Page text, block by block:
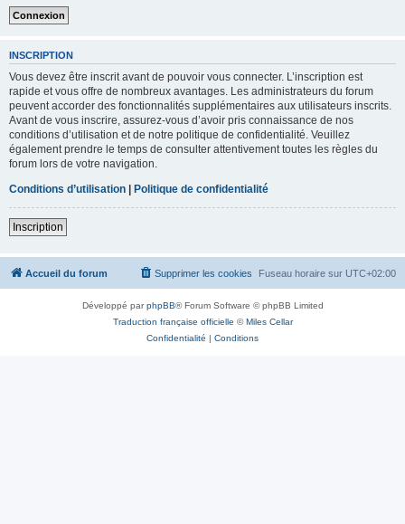
INSCRIPTION
Vous devez être inscrit avant de pouvoir vous connecter. L’inscription est
rapide et vous offre de nombreux avantages. Les administrateurs du forum
peuvent accorder des fonctionnalités supplémentaires aux utilisateurs inscrits.
Avant de vous inscrire, assurez-vous d’avoir pris connaissance de nos
conditions d’utilisation et de notre politique de confidentialité. Veuillez
également prendre le temps de consulter attentivement toutes les règles du
forum lors de votre navigation.
Conditions d’utilisation | Politique de confidentialité
Inscription
Accueil du forum Fuseau horaire sur UTC+02:00
Supprimer les cookies
Développé parphpBB® Forum Software © phpBB Limited
Traduction française officielle ©Miles Cellar
Confidentialité | Conditions